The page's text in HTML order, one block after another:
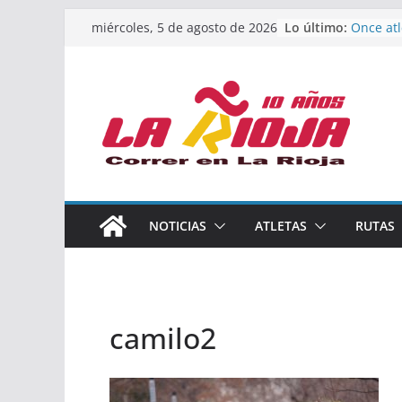
Saltarmiércoles, 5 de agosto de 2026 Lo último: Once
Un
de
riojana
El
Rioja
España
NOTICIAS ATLETAS RUTAS
camilo2